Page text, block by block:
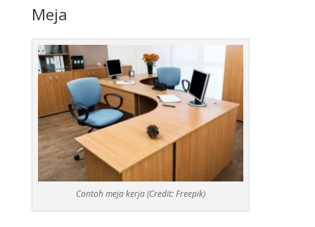
Meja
Contoh meja kerja (Credit: Freepik)